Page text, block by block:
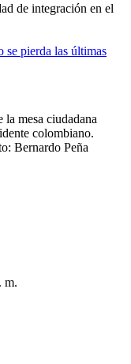
de integración en el
pierda las últimas
la mesa ciudadana
colombiano.
Bernardo Peña
m.